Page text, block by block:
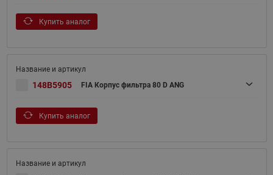
Купить аналог
148B5905 FIA Корпус фильтра 80 D ANG
Купить аналог